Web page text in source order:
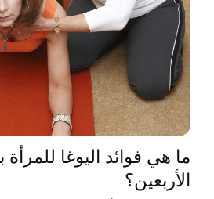
ما هي فوائد اليوغا
الأربعين؟